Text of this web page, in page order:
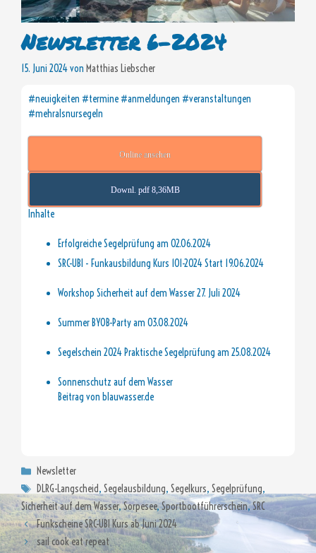
Newsletter 6-2024
15. Juni 2024von Matthias Liebscher
#neuigkeiten #termine #anmeldungen #veranstaltungen
#mehralsnursegeln
Online ansehen
Downl. pdf 8,36MB
Inhalte
Erfolgreiche Segelprüfung am 02.06.2024
SRC-UBI - Funkausbildung Kurs 101-2024 Start 19.06.2024
Workshop Sicherheit auf dem Wasser 27. Juli 2024
Summer BYOB-Party am 03.08.2024
Segelschein 2024 Praktische Segelprüfung am 25.08.2024
Sonnenschutz auf dem Wasser
Beitrag von blauwasser.de
Kategorien
Newsletter
Schlagwörter
DLRG-Langscheid,Segelausbildung,Segelkurs,Segelprüfung,
Sicherheit auf dem Wasser,Sorpesee,Sportbootführerschein,SRC
Funkscheine SRC-UBI Kurs ab Juni 2024
sail cook eat repeat